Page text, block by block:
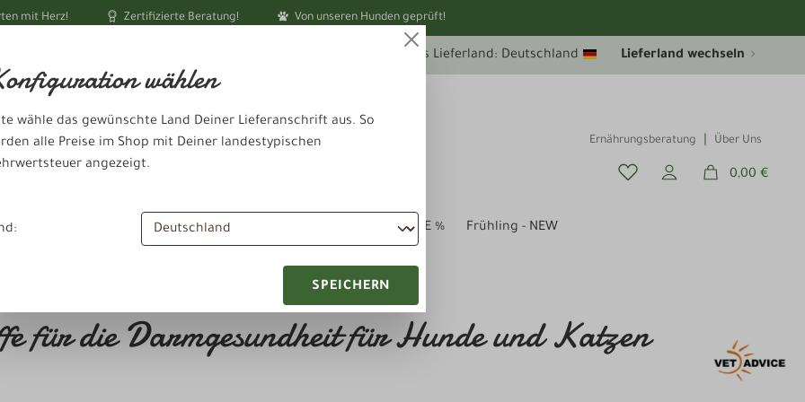
mit Herz! Zertifizierte Beratung! Von unseren Hunden geprüft!
Ihr aktuelles Lieferland: Deutschland Lieferland wechseln
Ernährungsberatung Über Uns
0,00 €
& Pflege Schlafen & Ausruhen SALE % Frühling - NEW
für die Darmgesundheit für Hunde und Katzen
wählen
wähle das gewünschte Land Deiner Lieferanschrift aus. So
alle Preise im Shop mit Deiner landestypischen
angezeigt.
SPEICHERN